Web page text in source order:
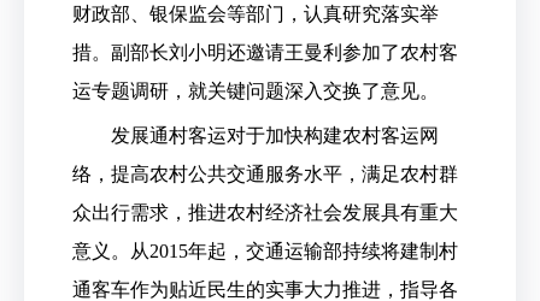
财政部、银保监会等部门，认真研究落实举
措。副部长刘小明还邀请王曼利参加了农村客
运专题调研，就关键问题深入交换了意见。
发展通村客运对于加快构建农村客运网
络，提高农村公共交通服务水平，满足农村群
众出行需求，推进农村经济社会发展具有重大
意义。从2015年起，交通运输部持续将建制村
通客车作为贴近民生的实事大力推进，指导各